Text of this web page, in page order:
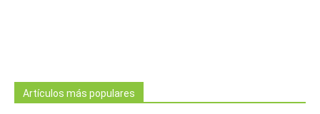
Artículos más populares